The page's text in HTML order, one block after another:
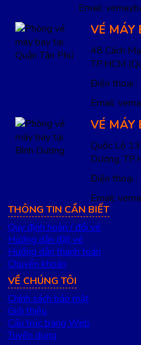
Email:
VÉ MÁY
48 Cách
TP.HCM
Điện thoại :
Email:
VÉ MÁY
Quốc Lộ
Dương,
Điện thoại :
Email:
THÔNG TIN CẦN BIẾT
Quy định hoàn / đổi vé
Hướng dẫn đặt vé
Hướng dẫn thanh toán
Chuyển khoản
VỀ CHÚNG TÔI
Chính sách bảo mật
Giới thiệu
Cấu trúc trang Web
Tuyển dụng